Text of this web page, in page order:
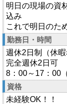
明日の現場の資
込み
これで明日のた
勤務日・時間
週休2日制（休
完全週休2日可
8：00～17：00
資格
未経験OK！！